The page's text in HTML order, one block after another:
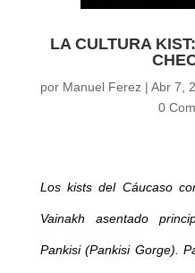
LA CULTURA
por Manuel Ferez| Abr 7,
0
Los kists del Cáucaso
Vainakh asentado
Pankisi (Pankisi Gorge).